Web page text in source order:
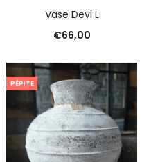
Vase Devi L
€66,00
PÉPITE